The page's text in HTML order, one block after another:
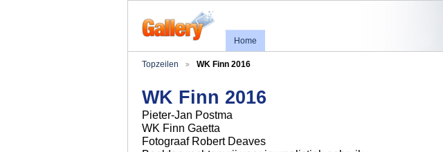
Home
Topzeilen WK Finn 2016
WK Finn 2016
Pieter-Jan Postma
WK Finn Gaetta
Fotograaf Robert Deaves